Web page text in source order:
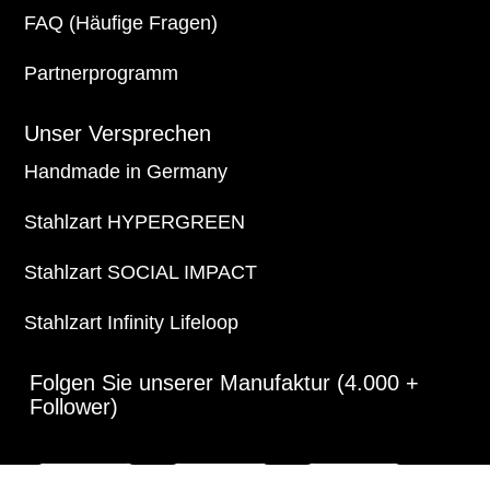
FAQ (Häufige Fragen)
Partnerprogramm
Unser Versprechen
Handmade in Germany
Stahlzart HYPERGREEN
Stahlzart SOCIAL IMPACT
Stahlzart Infinity Lifeloop
Folgen Sie unserer Manufaktur (4.000 +
Follower)